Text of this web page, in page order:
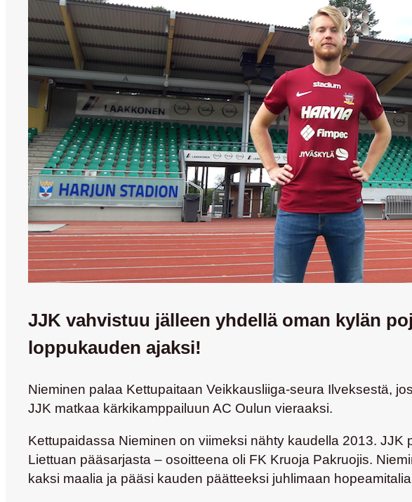
JJK vahvistuu jälleen yhdellä oman kylän
loppukauden ajaksi!
Nieminen palaa Kettupaitaan Veikkausliiga-seura Ilveksestä,
JJK matkaa kärkikamppailuun AC Oulun vieraaksi.
Kettupaidassa Nieminen on viimeksi nähty kaudella 2013.
Liettuan pääsarjasta – osoitteena oli FK Kruoja Pakruojis.
kaksi maalia ja pääsi kauden päätteeksi juhlimaan